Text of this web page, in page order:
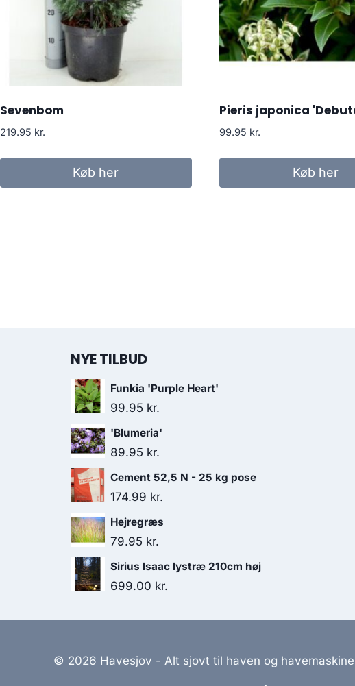
Sevenbom
219.95 kr.
Køb her
Pieris japonica
99.95 kr.
Køb her
NYE TILBUD
Funkia 'Purple Heart'
99.95 kr.
'Blumeria'
89.95 kr.
Cement 52,5 N - 25 kg pose
174.99 kr.
Hejregræs
79.95 kr.
Sirius Isaac lystræ 210cm høj
699.00 kr.
© 2026 Havesjov - Alt sjovt til haven og